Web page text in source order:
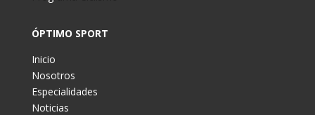
ÓPTIMO SPORT
Inicio
Nosotros
Especialidades
Noticias